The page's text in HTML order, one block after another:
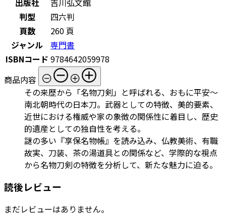
判型
四六判
頁数
260 頁
ジャンル
専門書
ISBNコード 9784642059978
商品内容
その来歴から「名物刀剣」と呼ばれる、おもに平安～
南北朝時代の日本刀。武器としての特徴、美的要素、
近世における権威や家の象徴の関係性に着目し、歴史
的遺産としての独自性を考える。
謎の多い『享保名物帳』を読み込み、仏教美術、有職
故実、刀装、茶の湯道具との関係など、学際的な視点
から名物刀剣の特徴を分析して、新たな魅力に迫る。
読後レビュー
まだレビューはありません。